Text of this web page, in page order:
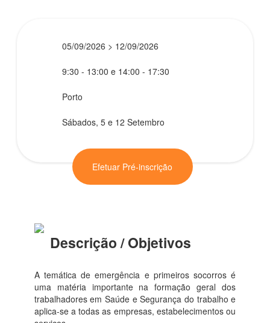
05/09/2026 > 12/09/2026
9:30 - 13:00 e 14:00 - 17:30
Porto
Sábados, 5 e 12 Setembro
Efetuar Pré-inscrição
Descrição / Objetivos
A temática de emergência e primeiros socorros é
uma matéria importante na formação geral dos
trabalhadores em Saúde e Segurança do trabalho e
aplica-se a todas as empresas, estabelecimentos ou